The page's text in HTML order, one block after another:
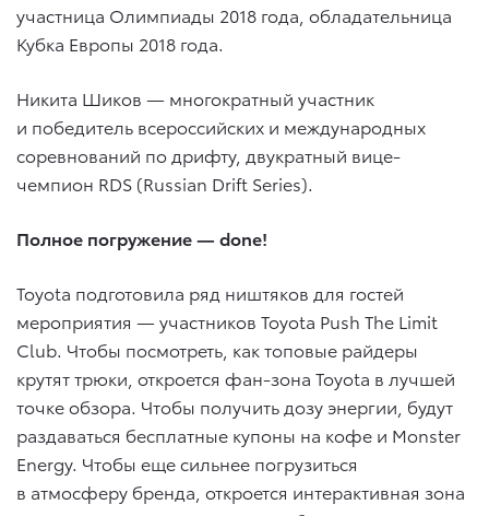
участница Олимпиады 2018 года, обладательница
Кубка Европы 2018 года.
Никита Шиков — многократный участник
и победитель всероссийских и международных
соревнований по дрифту, двукратный вице-
чемпион RDS (Russian Drift Series).
Полное погружение — done!
Toyota подготовила ряд ништяков для гостей
мероприятия — участников Toyota Push The Limit
Club. Чтобы посмотреть, как топовые райдеры
крутят трюки, откроется фан-зона Toyota в лучшей
точке обзора. Чтобы получить дозу энергии, будут
раздаваться бесплатные купоны на кофе и Monster
Energy. Чтобы еще сильнее погрузиться
в атмосферу бренда, откроется интерактивная зона